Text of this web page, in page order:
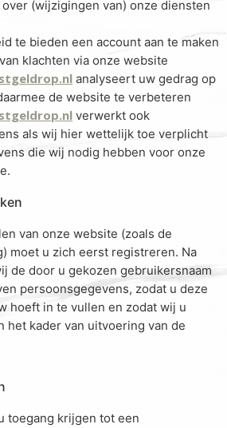
(wijzigingen van) onze diensten
te bieden een account aan te maken
klachten via onze website
analyseert uw gedrag op
de website te verbeteren
verwerkt ook
als wij hier wettelijk toe verplicht
die wij nodig hebben voor onze
van onze website (zoals de
moet u zich eerst registreren. Na
de door u gekozen gebruikersnaam
persoonsgegevens, zodat u deze
hoeft in te vullen en zodat wij u
het kader van uitvoering van de
toegang krijgen tot een